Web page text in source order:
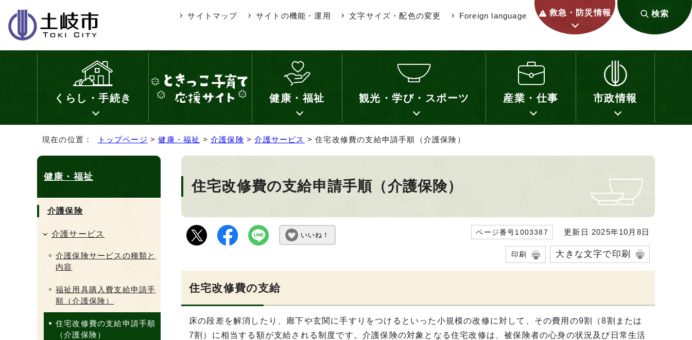
サイトマップ サイトの機能・運用 文字サイズ・配色の変更 Foreign language 救急・防災情報 検索
くらし・手続き 健康・福祉 観光・学び・スポーツ 産業・仕事 市政情報
現在の位置： トップページ >健康・福祉 >介護保険 >介護サービス > 住宅改修費の支給申請手順（介護保険）
住宅改修費の支給申請手順（介護保険）
いいね！ ページ番号1003387 更新日 2025年10月8日
印刷 大きな文字で印刷
住宅改修費の支給
床の段差を解消したり、廊下や玄関に手すりをつけるといった小規模の改修に対して、その費用の9割（8割または
7割）に相当する額が支給される制度です。介護保険の対象となる住宅改修は、被保険者の心身の状況及び日常生活
健康・福祉
介護保険
介護サービス
介護保険サービスの種類と
内容
福祉用具購入費支給申請手
順（介護保険）
住宅改修費の支給申請手順
（介護保険）